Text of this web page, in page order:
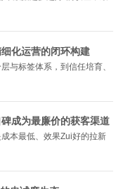
化运营的闭环构建
与标签体系，到信任培育、
成为最廉价的获客渠道
本最低、效果Zui好的拉新